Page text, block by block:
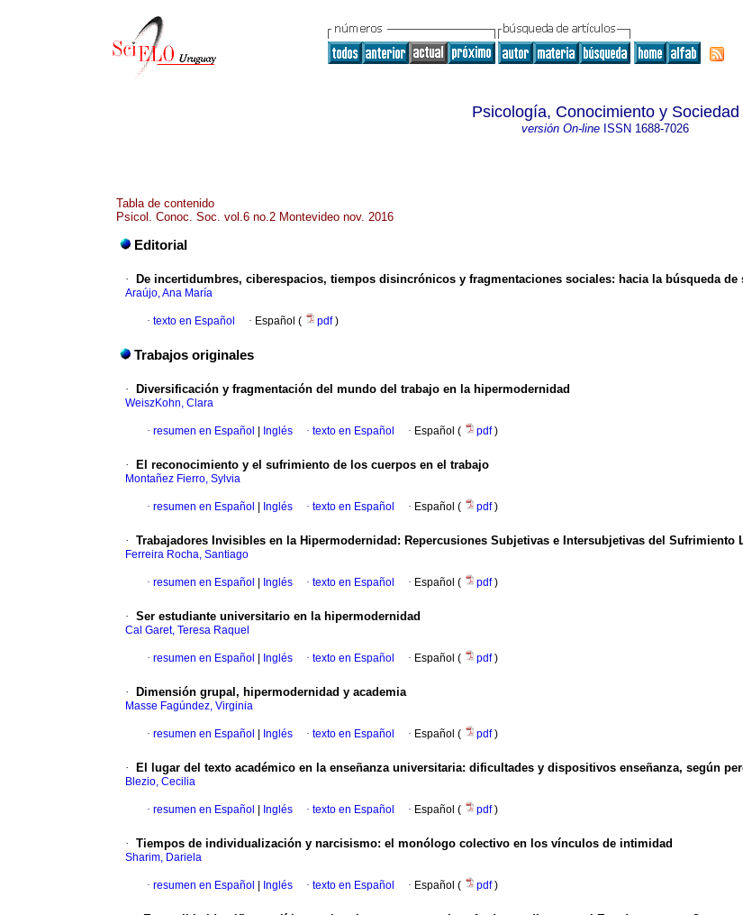
Psicología, Conocimiento y Sociedad
versión On-line ISSN 1688-7026
Tabla de contenido
Psicol. Conoc. Soc. vol.6 no.2 Montevideo nov. 2016
Editorial
· De incertidumbres, ciberespacios, tiempos disincrónicos y fragmentaciones sociales: hacia la búsqueda
Araújo, Ana María
· texto en Español · Español ( pdf)
Trabajos originales
· Diversificación y fragmentación del mundo del trabajo en la hipermodernidad
WeiszKohn, Clara
· resumen en Español Inglés · texto en Español · Español ( pdf)
· El reconocimiento y el sufrimiento de los cuerpos en el trabajo
Montañez Fierro, Sylvia
· resumen en Español Inglés · texto en Español · Español ( pdf)
· Trabajadores Invisibles en la Hipermodernidad: Repercusiones Subjetivas e Intersubjetivas del Sufrimiento
Ferreira Rocha, Santiago
· resumen en Español Inglés · texto en Español · Español ( pdf)
· Ser estudiante universitario en la hipermodernidad
Cal Garet, Teresa Raquel
· resumen en Español Inglés · texto en Español · Español ( pdf)
· Dimensión grupal, hipermodernidad y academia
Masse Fagúndez, Virginia
· resumen en Español Inglés · texto en Español · Español ( pdf)
· El lugar del texto académico en la enseñanza universitaria: dificultades y dispositivos enseñanza, según
Blezio, Cecilia
· resumen en Español Inglés · texto en Español · Español ( pdf)
· Tiempos de individualización y narcisismo: el monólogo colectivo en los vínculos de intimidad
Sharim, Dariela
· resumen en Español Inglés · texto en Español · Español ( pdf)